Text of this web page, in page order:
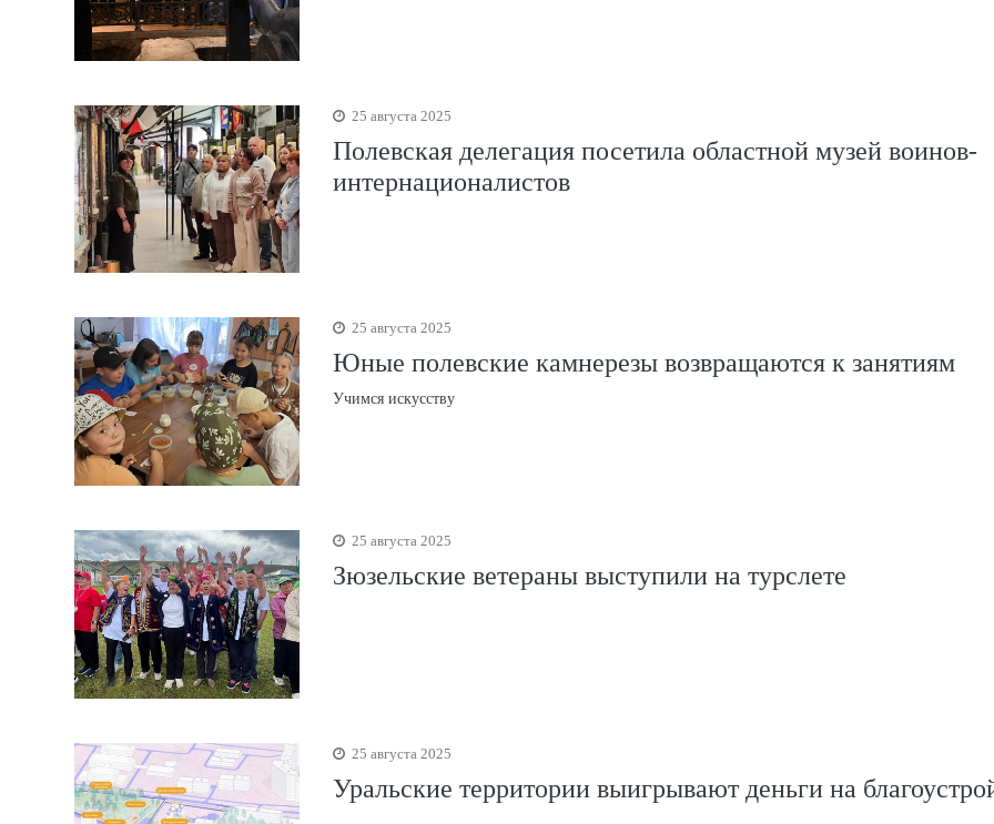
25 августа 2025
Полевская делегация посетила областной музей воинов-
интернационалистов
25 августа 2025
Юные полевские камнерезы возвращаются к занятиям
Учимся искусству
25 августа 2025
Зюзельские ветераны выступили на турслете
25 августа 2025
Уральские территории выигрывают деньги на